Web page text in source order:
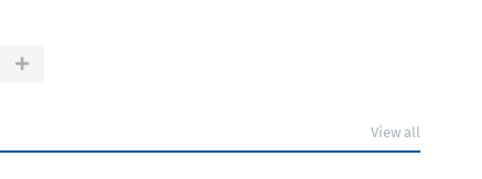
View all